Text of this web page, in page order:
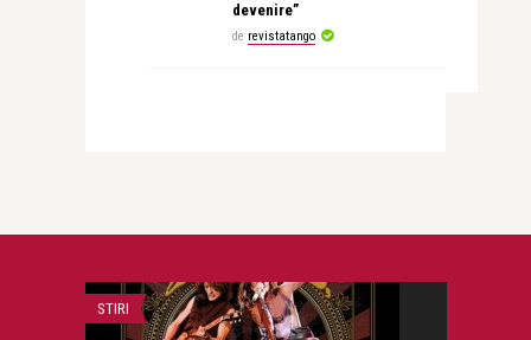
devenire”
de revistatango
STIRI